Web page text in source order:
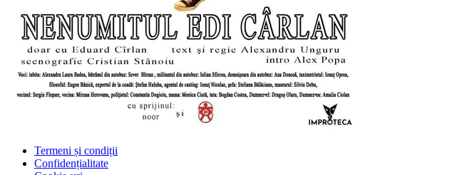
Termeni și condiții
Confidențialitate